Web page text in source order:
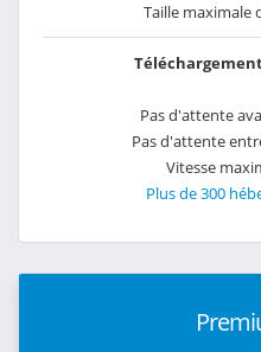
Taille maximale
Pas d'attente
Pas d'attente
Vitesse
Plus de 300